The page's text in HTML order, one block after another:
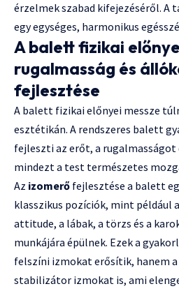
érzelmek szabad kifejezéséről. A
egy egységes, harmonikus
A balett fizikai
rugalmasság és
fejlesztése
A balett fizikai előnyei messze
esztétikán. A rendszeres balett
fejleszti az erőt, a rugalmasságot
mindezt a test természetes
Az izomerő fejlesztése a balett
klasszikus pozíciók, mint például
attitude, a lábak, a törzs és a
munkájára épülnek. Ezek a
felszíni izmokat erősítik, hanem
stabilizátor izmokat is, ami